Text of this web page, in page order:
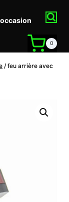
0
/ feu arrière avec